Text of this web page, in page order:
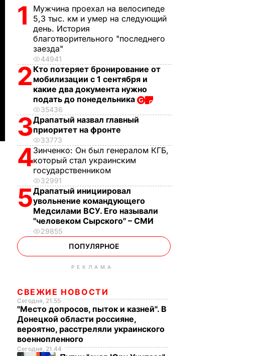
1
Мужчина проехал на велосипеде
5,3 тыс. км и умер на следующий
день. История
благотворительного "последнего
заезда"
44941
2 Кто потеряет бронирование от
мобилизации с 1 сентября и
какие два документа нужно
подать до понедельника
35436
3Драпатый назвал главный
приоритет на фронте
33773
4Зинченко: Он был генералом КГБ,
который стал украинским
государственником
32991
5Драпатый инициировал
увольнение командующего
Медсилами ВСУ. Его называли
"человеком Сырского" – СМИ
29855
ПОПУЛЯРНОЕ
РЕКЛАМА
СВЕЖИЕ НОВОСТИ
Сегодня, 21.55
"Место допросов, пыток и казней". В
Донецкой области россияне,
вероятно, расстреляли украинского
военнопленного
Сегодня, 21.44